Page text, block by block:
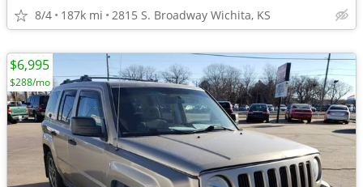
8/4 187k mi 2815 S. Broadway Wichita, KS
$6,995
$288/mo